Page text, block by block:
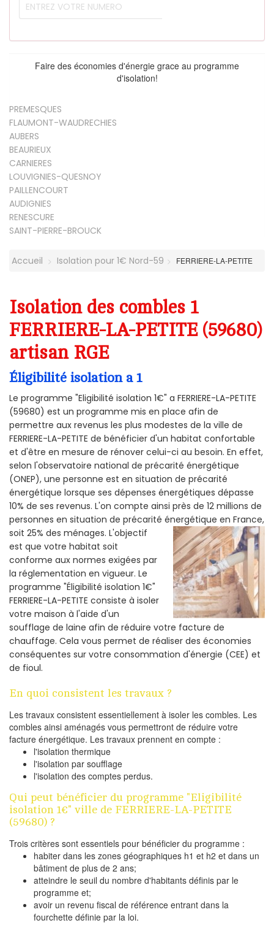
Faire des économies d'énergie grace au programme
d'isolation!
PREMESQUES
FLAUMONT-WAUDRECHIES
AUBERS
BEAURIEUX
CARNIERES
LOUVIGNIES-QUESNOY
PAILLENCOURT
AUDIGNIES
RENESCURE
SAINT-PIERRE-BROUCK
Accueil Isolation pour 1€ Nord-59 FERRIERE-LA-PETITE
Isolation des combles 1
FERRIERE-LA-PETITE (59680)
artisan RGE
Éligibilité isolation a 1
Le programme "Eligibilité isolation 1€" a FERRIERE-LA-PETITE
(59680) est un programme mis en place afin de
permettre aux revenus les plus modestes de la ville de
FERRIERE-LA-PETITE de bénéficier d'un habitat confortable
et d'être en mesure de rénover celui-ci au besoin. En effet,
selon l'observatoire national de précarité énergétique
(ONEP), une personne est en situation de précarité
énergétique lorsque ses dépenses énergétiques dépasse
10% de ses revenus. L'on compte ainsi près de 12 millions de
personnes en situation de précarité énergétique en France,
soit 25% des ménages. L'objectif
est que votre habitat soit
conforme aux normes exigées par
la réglementation en vigueur. Le
programme "Éligibilité isolation 1€"
FERRIERE-LA-PETITE consiste à isoler
votre maison à l'aide d'un
soufflage de laine afin de réduire votre facture de
chauffage. Cela vous permet de réaliser des économies
conséquentes sur votre consommation d'énergie (CEE) et
de fioul.
En quoi consistent les travaux ?
Les travaux consistent essentiellement à isoler les combles. Les
combles ainsi aménagés vous permettront de réduire votre
facture énergétique. Les travaux prennent en compte :
l'isolation thermique
l'isolation par soufflage
l'isolation des comptes perdus.
Qui peut bénéficier du programme "Eligibilité
isolation 1€" ville de FERRIERE-LA-PETITE
(59680) ?
Trois critères sont essentiels pour bénéficier du programme :
habiter dans les zones géographiques h1 et h2 et dans un
bâtiment de plus de 2 ans;
atteindre le seuil du nombre d'habitants définis par le
programme et;
avoir un revenu fiscal de référence entrant dans la
fourchette définie par la loi.